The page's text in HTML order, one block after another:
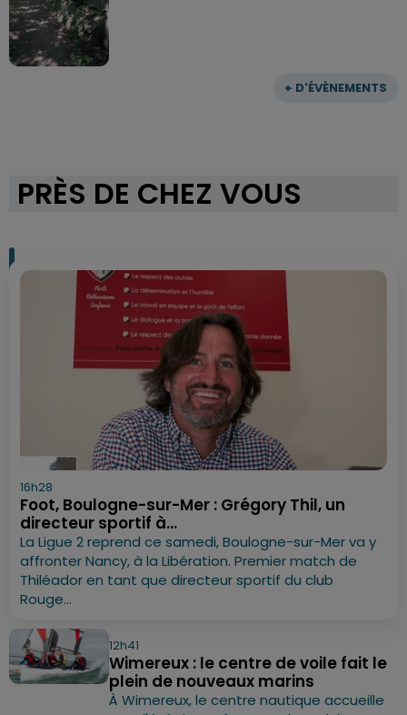
+ D'ÉVÈNEMENTS
PRÈS DE CHEZ VOUS
16h28
Foot, Boulogne-sur-Mer : Grégory Thil, un
directeur sportif à...
La Ligue 2 reprend ce samedi, Boulogne-sur-Mer va y
affronter Nancy, à la Libération. Premier match de
Thiléador en tant que directeur sportif du club
Rouge...
12h41
Wimereux : le centre de voile fait le
plein de nouveaux marins
À Wimereux, le centre nautique accueille